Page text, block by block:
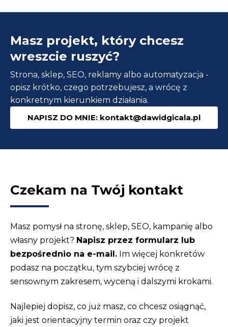
Google
Najlepsze
praktyki
Masz projekt, który chcesz
wreszcie ruszyć?
Strona, sklep, SEO, reklamy albo automatyzacja -
opisz krótko, czego potrzebujesz, a wrócę z
konkretnym kierunkiem działania.
NAPISZ DO MNIE: kontakt@dawidgicala.pl
Czekam na Twój kontakt
Masz pomysł na stronę, sklep, SEO, kampanię albo
własny projekt? Napisz przez formularz lub
bezpośrednio na e-mail. Im więcej konkretów
podasz na początku, tym szybciej wrócę z
sensownym zakresem, wyceną i dalszymi krokami.
Najlepiej dopisz, co już masz, co chcesz osiągnąć,
jaki jest orientacyjny termin oraz czy projekt